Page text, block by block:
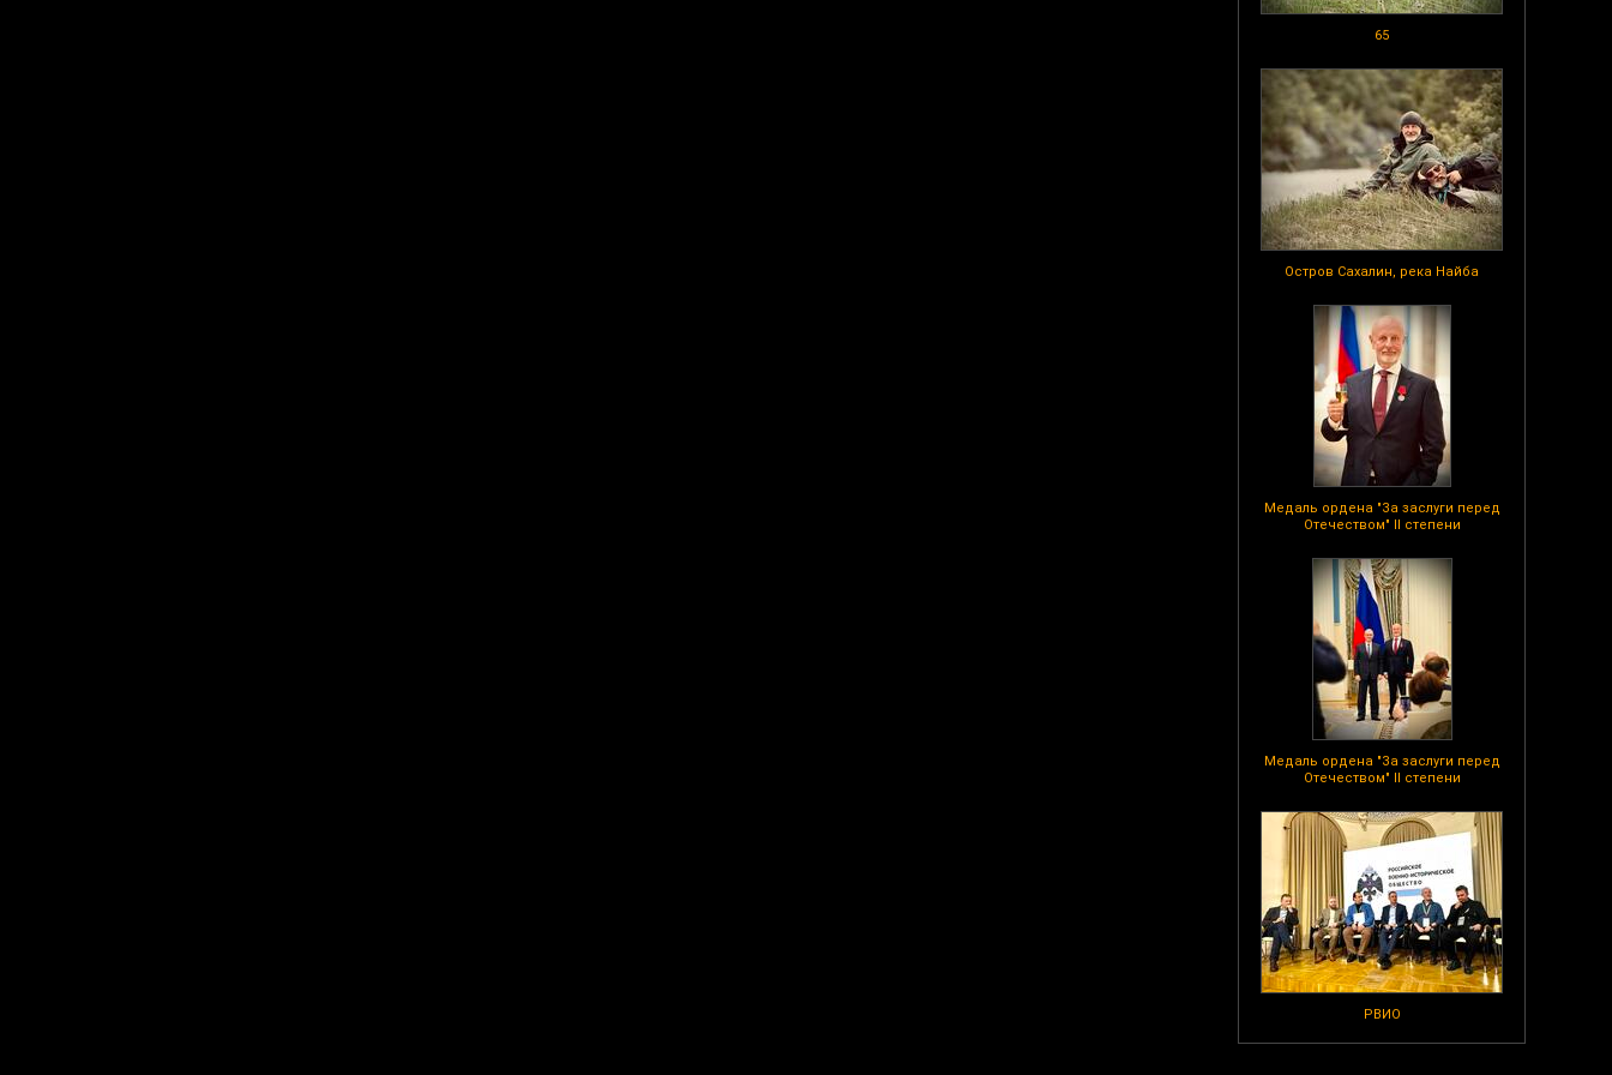
65
Остров Сахалин, река Найба
Медаль ордена "За заслуги перед
Отечеством" II степени
Медаль ордена "За заслуги перед
Отечеством" II степени
РВИО